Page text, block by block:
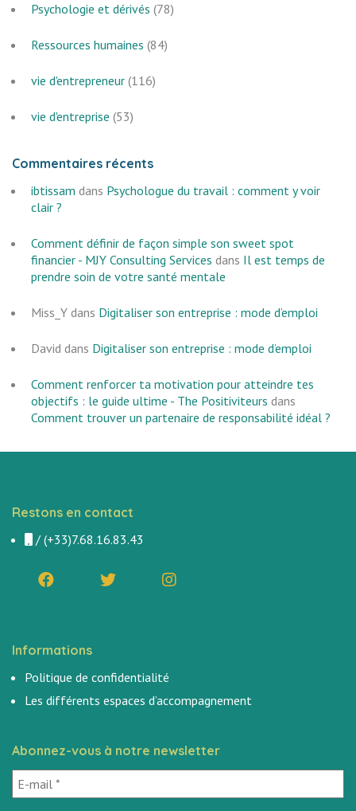
Psychologie et dérivés (78)
Ressources humaines (84)
vie d'entrepreneur (116)
vie d'entreprise (53)
Commentaires récents
ibtissam dans Psychologue du travail : comment y voir
clair ?
Comment définir de façon simple son sweet spot
financier - MJY Consulting Services dans Il est temps de
prendre soin de votre santé mentale
Miss_Y dans Digitaliser son entreprise : mode d’emploi
David dans Digitaliser son entreprise : mode d’emploi
Comment renforcer ta motivation pour atteindre tes
objectifs : le guide ultime - The Positiviteurs dans
Comment trouver un partenaire de responsabilité idéal ?
Restons en contact
/ (+33)7.68.16.83.43
Informations
Politique de confidentialité
Les différents espaces d’accompagnement
Abonnez-vous à notre newsletter